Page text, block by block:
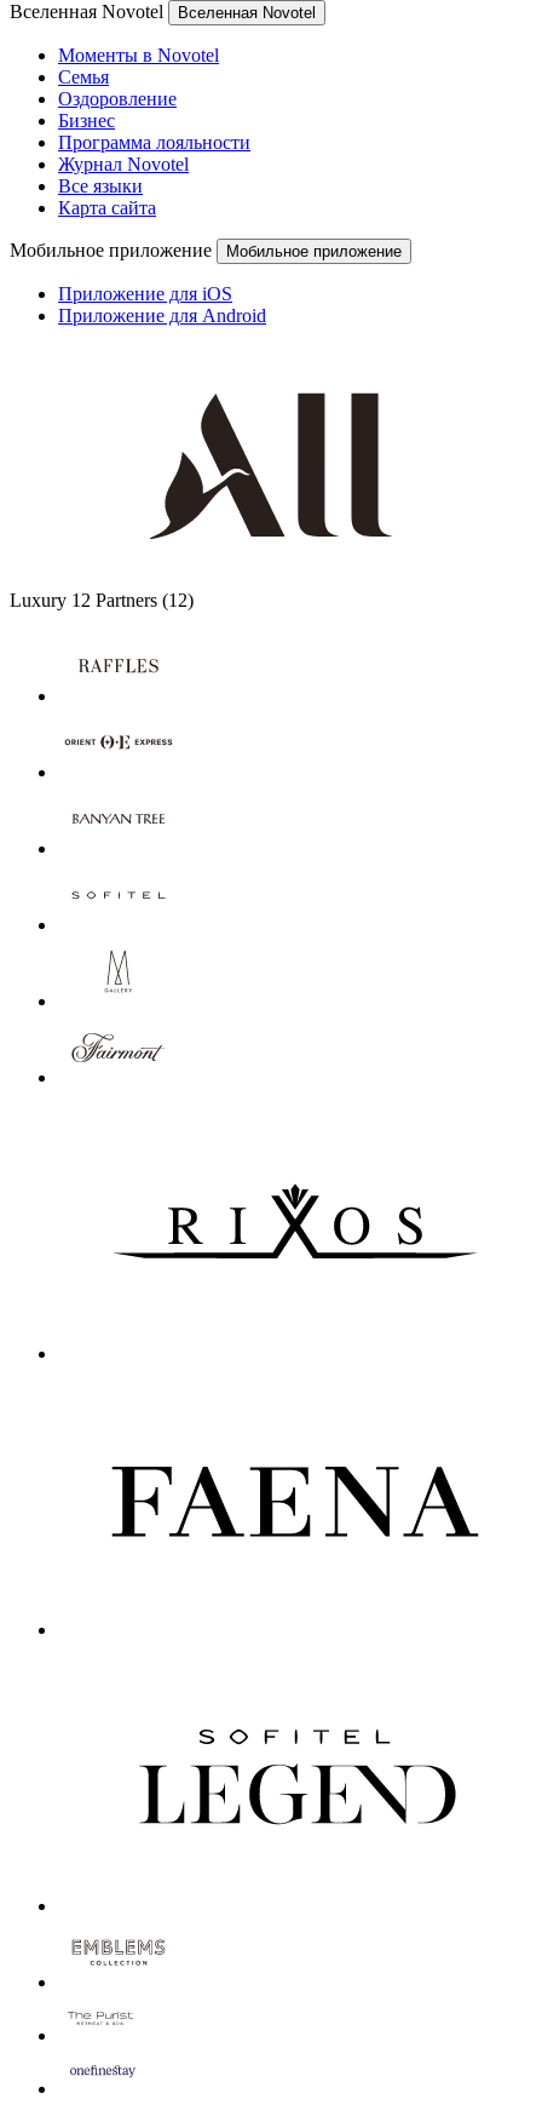
Вселенная Novotel Вселенная Novotel
Моменты в Novotel
Семья
Оздоровление
Бизнес
Программа лояльности
Журнал Novotel
Все языки
Карта сайта
Мобильное приложение Мобильное приложение
Приложение для iOS
Приложение для Android
Luxury 12 Partners (12)